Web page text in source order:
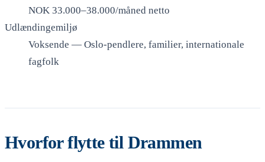
NOK 33.000–38.000/måned netto
Udlændingemiljø
Voksende — Oslo-pendlere, familier, internationale
fagfolk
Hvorfor flytte til Drammen